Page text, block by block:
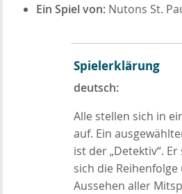
Ein Spiel von: Nutons St.
Spielerklärung
deutsch:
Alle stellen sich in
auf. Ein
ist der „Detektiv“.
sich die Reihenfolge
Aussehen aller